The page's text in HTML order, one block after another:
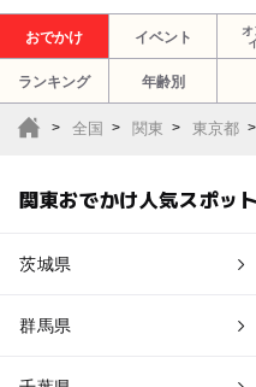
おでかけ イベント
ランキング 年齢別
全国 関東 東京都
関東おでかけ人気スポッ
茨城県
群馬県